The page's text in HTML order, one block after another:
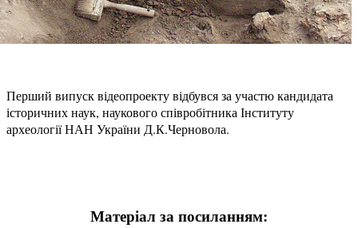
Перший випуск відеопроекту відбувся за участю кандидата
історичних наук, наукового співробітника Інституту
археології НАН України Д.К.Черновола.
Матеріал за посиланням: